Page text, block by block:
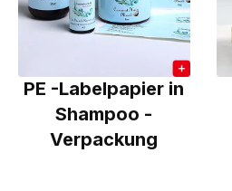
PE -Labelpapier in
Shampoo -
Verpackung